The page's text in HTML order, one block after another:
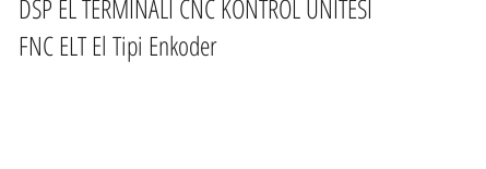
DSP EL TERMİNALİ CNC KONTROL ÜNİTESİ
FNC ELT El Tipi Enkoder